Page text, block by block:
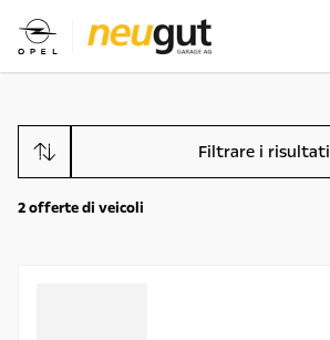
Filtrare i risultati
2offerte di veicoli